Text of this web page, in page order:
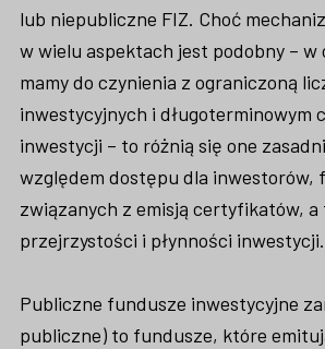
lub niepubliczne FIZ. Choć
w wielu aspektach jest podobny –
mamy do czynienia z ograniczoną
inwestycyjnych i długoterminowym
inwestycji – to różnią się one
względem dostępu dla inwestorów,
związanych z emisją certyfikatów, a
przejrzystości i płynności inwestycji.
Publiczne fundusze inwestycyjne
publiczne) to fundusze, które